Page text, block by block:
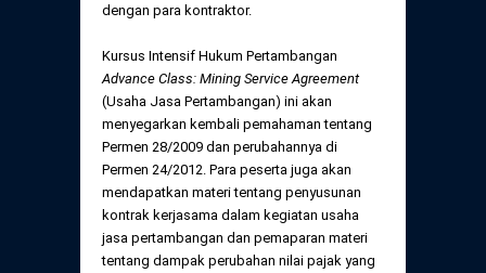
dengan para kontraktor.
Kursus Intensif Hukum Pertambangan
Advance Class: Mining Service Agreement
(Usaha Jasa Pertambangan) ini akan
menyegarkan kembali pemahaman tentang
Permen 28/2009 dan perubahannya di
Permen 24/2012. Para peserta juga akan
mendapatkan materi tentang penyusunan
kontrak kerjasama dalam kegiatan usaha
jasa pertambangan dan pemaparan materi
tentang dampak perubahan nilai pajak yang